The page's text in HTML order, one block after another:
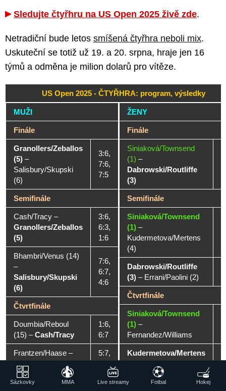
Sledujte čtyřhru na US Open 2025 živě zde.
Netradiční bude letos smíšená čtyřhra neboli mix.
Uskuteční se totiž už 19. a 20. srpna, hraje jen 16
týmů a odměna je milion dolarů pro vítěze.
US Open 2025 - ČTYŘHRA: program, výsledky
MUŽI
Finále
Granollers/Zeballos
(5) –
Salisbury/Skupski
(6)
3:6,
7:6,
7:5
Semifinále
Cash/Tracy –
Granollers/Zeballos
(5)
3:6,
6:3,
1:6
Bhambri/Venus (14)
–
Salisbury/Skupski
(6)
7:6,
6:7,
4:6
Čtvrtfinále
Doumbia/Reboul
(15) –Cash/Tracy
1:6,
6:7
Frantzen/Haase –
(5)
5:7,
3:6
ŽENY
Finále
Siniaková/Townsend
(1) –
Dabrowski/Routliffe
(3)
Semifinále
Siniaková/Townsend
(1) –
Kudermetova/Mertens
(4)
Dabrowski/Routliffe
(3) – Errani/Paolini (2)
Čtvrtfinále
Siniaková/Townsend
(1) –
Fernandez/Williams
Kudermetova/Mertens
Andreeva/Shnaider (5)
Sázkovky MMA Live streamy Fotbal Hokej